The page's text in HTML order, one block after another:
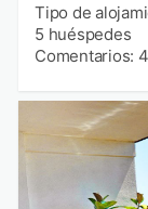
Tipo de
5 huéspedes
Comentarios: 4